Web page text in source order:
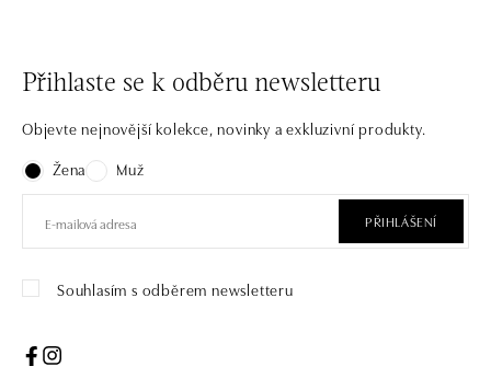
Přihlaste se k odběru newsletteru
Objevte nejnovější kolekce, novinky a exkluzivní produkty.
Žena
Muž
PŘIHLÁŠENÍ
Souhlasím s odběrem newsletteru